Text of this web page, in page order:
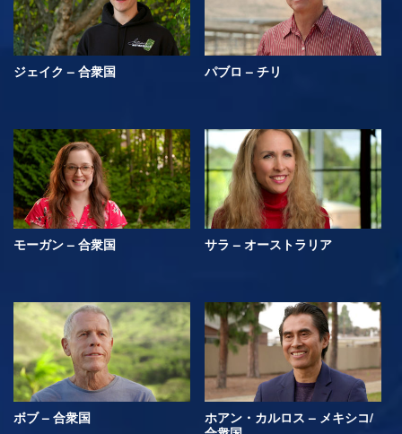
ジェイク – 合衆国 パブロ – チリ
モーガン – 合衆国 サラ – オーストラリア
ボブ – 合衆国
ホアン・カルロス – メキシコ/